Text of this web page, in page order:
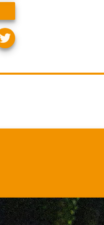
Martha.